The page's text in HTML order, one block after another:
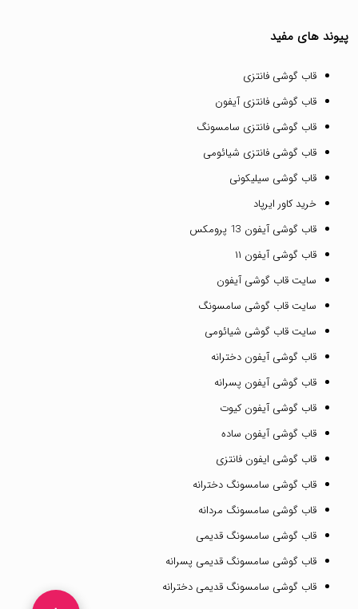
پیوند های مفید
قاب گوشی فانتزی
قاب گوشی فانتزی آیفون
قاب گوشی فانتزی سامسونگ
قاب گوشی فانتزی شیائومی
قاب گوشی سیلیکونی
خرید کاور ایرپاد
قاب گوشی آیفون 13 پرومکس
قاب گوشی آیفون ۱۱
سایت قاب گوشی آیفون
سایت قاب گوشی سامسونگ
سایت قاب گوشی شیائومی
قاب گوشی آیفون دخترانه
قاب گوشی آیفون پسرانه
قاب گوشی آیفون کیوت
قاب گوشی آیفون ساده
قاب گوشی ایفون فانتزی
قاب گوشی سامسونگ دخترانه
قاب گوشی سامسونگ مردانه
قاب گوشی سامسونگ قدیمی
قاب گوشی سامسونگ قدیمی پسرانه
قاب گوشی سامسونگ قدیمی دخترانه